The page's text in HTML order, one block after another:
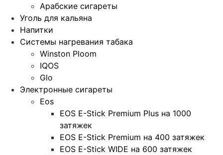
Арабские сигареты
Уголь для кальяна
Напитки
Системы нагревания табака
Winston Ploom
IQOS
Glo
Электронные сигареты
Eos
EOS E-Stick Premium Plus на 1000
затяжек
EOS E-Stick Premium на 400 затяжек
EOS E-Stick WIDE на 600 затяжек